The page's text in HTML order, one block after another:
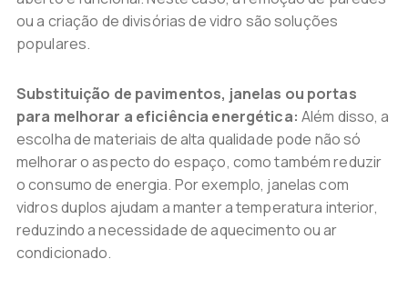
ou a criação de divisórias de vidro são soluções
populares.
Substituição de pavimentos, janelas ou portas
para melhorar a eficiência energética: Além disso, a
escolha de materiais de alta qualidade pode não só
melhorar o aspecto do espaço, como também reduzir
o consumo de energia. Por exemplo, janelas com
vidros duplos ajudam a manter a temperatura interior,
reduzindo a necessidade de aquecimento ou ar
condicionado.